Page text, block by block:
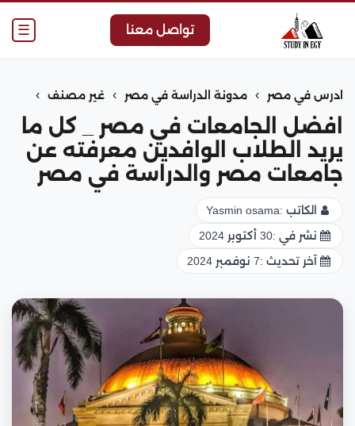
☰ تواصل معنا
ادرس في مصر › مدونة الدراسة في مصر › غير مصنف ›
افضل الجامعات في مصر _ كل ما
يريد الطلاب الوافدين معرفته عن
جامعات مصر والدراسة في مصر
الكاتب :Yasmin osama
نشر في :30 أكتوبر 2024
آخر تحديث :7 نوفمبر 2024